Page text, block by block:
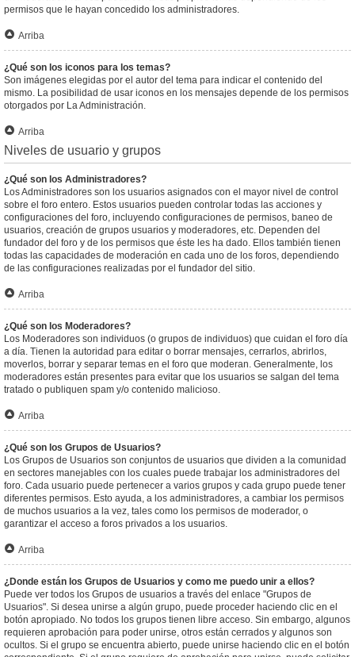
permisos que le hayan concedido los administradores.
Arriba
¿Qué son los iconos para los temas?
Son imágenes elegidas por el autor del tema para indicar el contenido del
mismo. La posibilidad de usar iconos en los mensajes depende de los permisos
otorgados por La Administración.
Arriba
Niveles de usuario y grupos
¿Qué son los Administradores?
Los Administradores son los usuarios asignados con el mayor nivel de control
sobre el foro entero. Estos usuarios pueden controlar todas las acciones y
configuraciones del foro, incluyendo configuraciones de permisos, baneo de
usuarios, creación de grupos usuarios y moderadores, etc. Dependen del
fundador del foro y de los permisos que éste les ha dado. Ellos también tienen
todas las capacidades de moderación en cada uno de los foros, dependiendo
de las configuraciones realizadas por el fundador del sitio.
Arriba
¿Qué son los Moderadores?
Los Moderadores son individuos (o grupos de individuos) que cuidan el foro día
a día. Tienen la autoridad para editar o borrar mensajes, cerrarlos, abrirlos,
moverlos, borrar y separar temas en el foro que moderan. Generalmente, los
moderadores están presentes para evitar que los usuarios se salgan del tema
tratado o publiquen spam y/o contenido malicioso.
Arriba
¿Qué son los Grupos de Usuarios?
Los Grupos de Usuarios son conjuntos de usuarios que dividen a la comunidad
en sectores manejables con los cuales puede trabajar los administradores del
foro. Cada usuario puede pertenecer a varios grupos y cada grupo puede tener
diferentes permisos. Esto ayuda, a los administradores, a cambiar los permisos
de muchos usuarios a la vez, tales como los permisos de moderador, o
garantizar el acceso a foros privados a los usuarios.
Arriba
¿Donde están los Grupos de Usuarios y como me puedo unir a ellos?
Puede ver todos los Grupos de usuarios a través del enlace "Grupos de
Usuarios". Si desea unirse a algún grupo, puede proceder haciendo clic en el
botón apropiado. No todos los grupos tienen libre acceso. Sin embargo, algunos
requieren aprobación para poder unirse, otros están cerrados y algunos son
ocultos. Si el grupo se encuentra abierto, puede unirse haciendo clic en el botón